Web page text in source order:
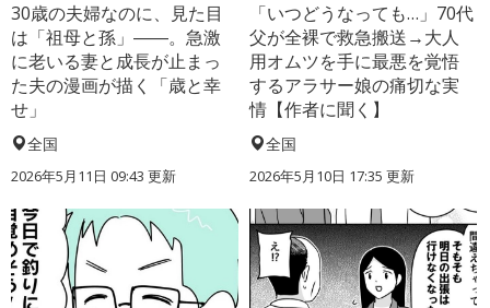
30歳の夫婦なのに、見た目
は「祖母と孫」――。急激
に老いる妻と成長が止まっ
た夫の漫画が描く「歳と幸
せ」
全国
2026年5月11日 09:43 更新
「いつどうなっても…」70代
父が全裸で救急搬送→大人
用オムツを手に最悪を覚悟
するアラサー娘の痛切な実
情【作者に聞く】
全国
2026年5月10日 17:35 更新